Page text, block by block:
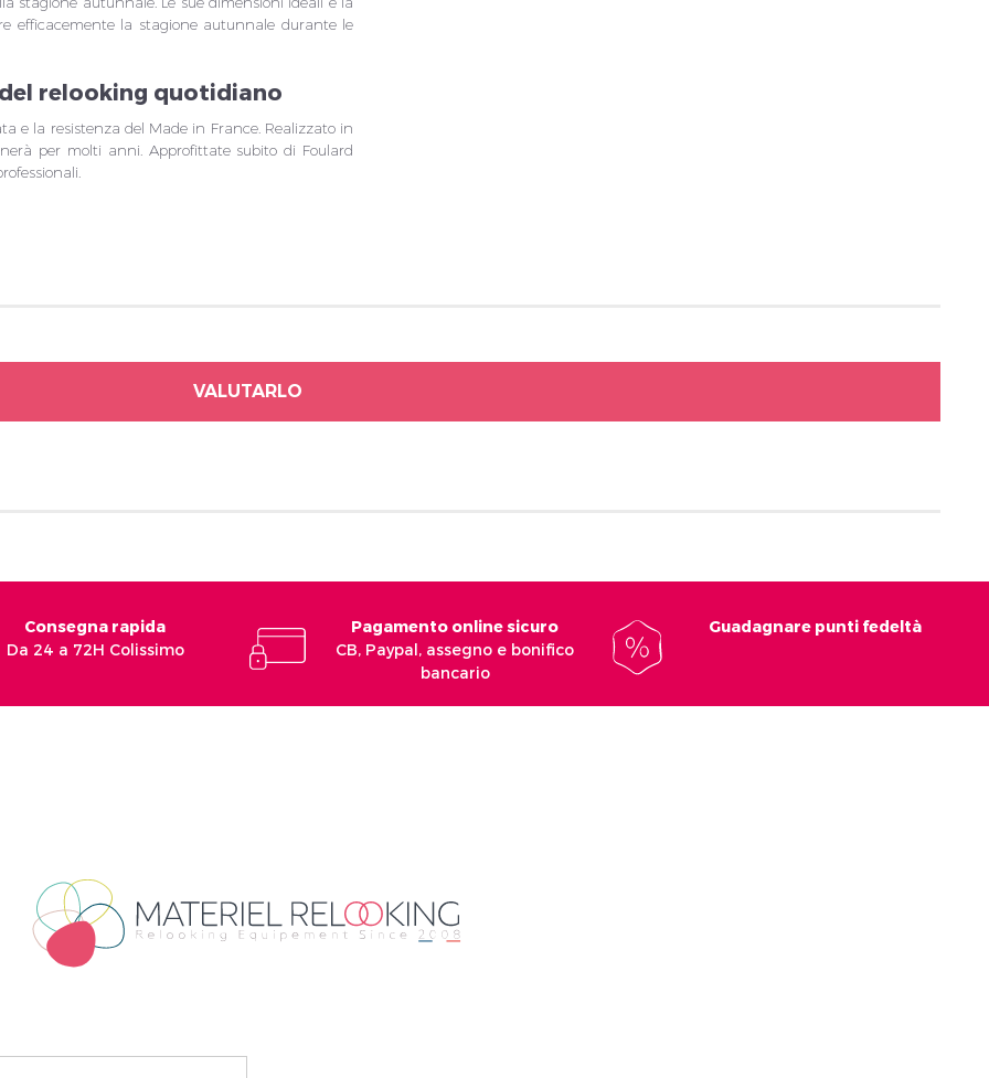
efficacemente la stagione autunnale durante le
relooking quotidiano
e la resistenza del Made in France. Realizzato in
per molti anni. Approfittate subito di Foulard
VALUTARLO
Consegna rapida
Da 24 a 72H Colissimo
Pagamento online sicuro
CB, Paypal, assegno e bonifico
bancario
Guadagnare punti fedeltà